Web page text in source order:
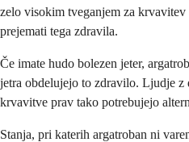
zelo visokim tveganjem za
prejemati tega zdravila.
Če imate hudo bolezen jeter,
jetra obdelujejo to zdravilo. Ljudje
krvavitve prav tako potrebujejo
Stanja, pri katerih argatroban ni